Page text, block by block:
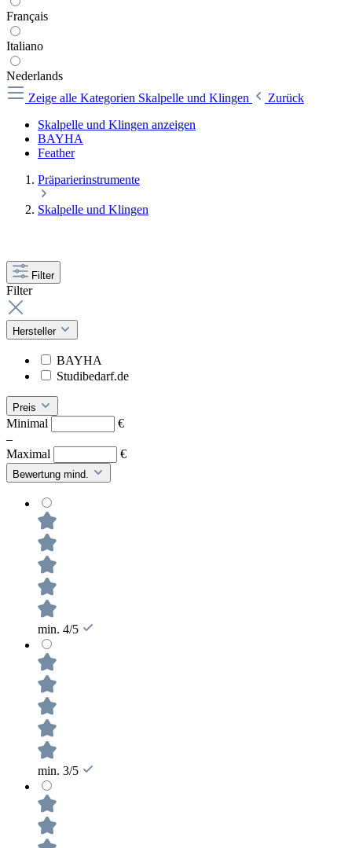
Français
Italiano
Nederlands
Zeige alle Kategorien Skalpelle und Klingen
Zurück
Skalpelle und Klingen anzeigen
BAYHA
Feather
Präparierinstrumente
Skalpelle und Klingen
Filter
Filter
Hersteller
BAYHA
Studibedarf.de
Preis
Minimal
€
–
Maximal
€
Bewertung mind.
min. 4/5
min. 3/5